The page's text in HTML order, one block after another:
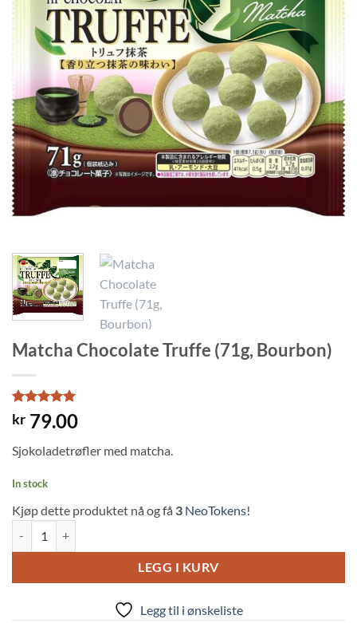
Matcha Chocolate Truffe (71g, Bourbon)
Rated5
out of 5
2
customer
kr 79.00
Sjokoladetrøfler med matcha.
In stock
Kjøp dette produktet nå og få 3 NeoTokens!
LEGG I KURV
Legg til i ønskeliste